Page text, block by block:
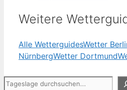
Weitere
Alle WetterguidesWetter
NürnbergWetter Dortmund
Suchen